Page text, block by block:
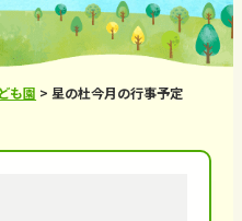
も園 >星の杜今月の行事予定